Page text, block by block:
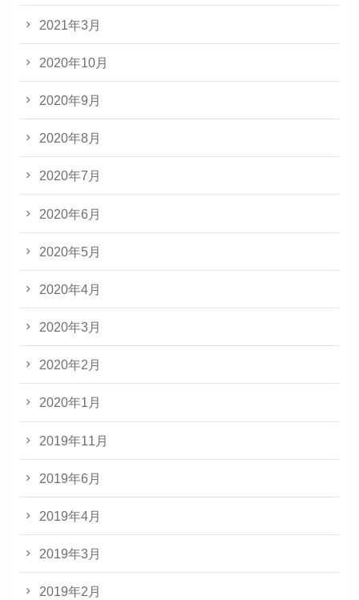
2021年3月
2020年10月
2020年9月
2020年8月
2020年7月
2020年6月
2020年5月
2020年4月
2020年3月
2020年2月
2020年1月
2019年11月
2019年6月
2019年4月
2019年3月
2019年2月